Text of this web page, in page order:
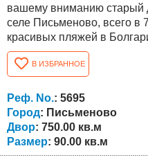
вашему вниманию старый
селе Письменово, всего в
красивых пляжей в
находится в конце села в
рядом с лесом и видом на
площадью - 750 кв.м.
Площадь дома составляет около 90
между прихожей, которая
В ИЗБРАННОЕ
Реф. No.: 5695
Город: Письменово
Двор: 750.00 кв.м
Размер: 90.00 кв.м